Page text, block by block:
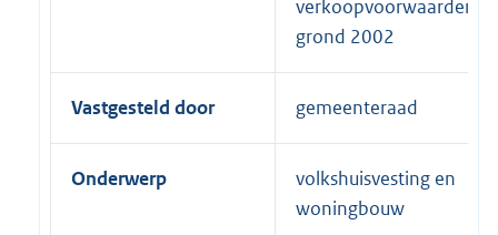
verkoopvoorwaarden
grond 2002
Vastgesteld door gemeenteraad
Onderwerp
volkshuisvesting en
woningbouw